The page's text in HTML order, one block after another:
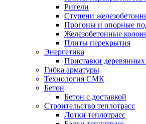
Ригели
Ступени
Прогоны и опорные
Железобетонные
Плиты перекрытия
Энергетика
Приставки
Гибка арматуры
Технология СМК
Бетон
Бетон с доставкой
Строительство теплотрасс
Лотки теплотрасс